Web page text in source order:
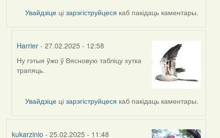
Увайдзіце цізарэгіструйцеся каб пакідаць каментары.
Harrier - 27.02.2025 - 12:58
In
reply
sergey
Ну гэтыя ўжо ў Вясновую табліцу хутка
трапяць.
Увайдзіце цізарэгіструйцеся каб пакідаць каментары.
kukarzinio - 25.02.2025 - 11:48